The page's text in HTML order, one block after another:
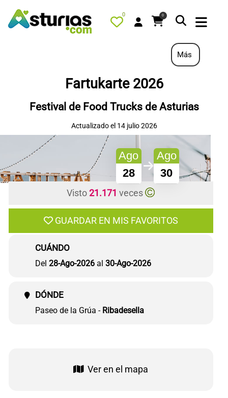
0 0
QUÉ HACER
ALOJAMIENTOS
RESTAURANTES
TURISMO ACTIVO
TIENDA
AGENDA
OFERTAS
CONTACTO
Más
Fartukarte 2026
Festival de Food Trucks de Asturias
Actualizado el 14 julio 2026
Ago
28
Ago
30
Visto21.171 veces
GUARDAR EN MIS FAVORITOS
CUÁNDO
Del 28-Ago-2026 al 30-Ago-2026
DÓNDE
Paseo de la Grúa - Ribadesella
Ver en el mapa